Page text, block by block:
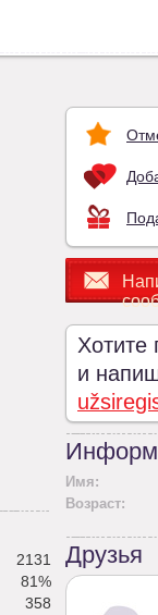
2131
81%
358
Хотите
и
Имя:
Возраст:
Друзья